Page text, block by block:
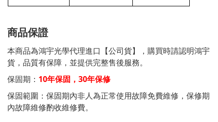
商品保證
本商品為鴻宇光學代理進口【公司貨】，購買時請認明鴻宇
貨，品質有保障，並提供完整售後服務。
保固期： 10年保固，30年保修
保固範圍：保固期內非人為正常使用故障免費維修，保修期
內故障維修酌收維修費。